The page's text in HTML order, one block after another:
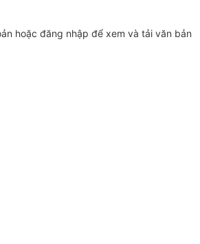
hoặc đăng nhập để xem và tải văn bản